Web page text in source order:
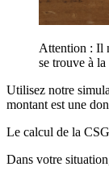
Attention : Il
se trouve à
Utilisez notre
montant est une
Le calcul de la
Dans votre